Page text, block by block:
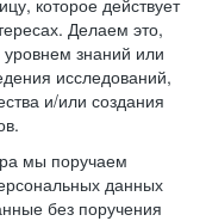
которое действует
Делаем это,
знаний или
исследований,
и/или создания
мы поручаем
данных
без поручения